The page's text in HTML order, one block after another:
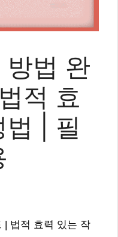
방법 완
적 효
법 | 필
| 법적 효력 있는 작